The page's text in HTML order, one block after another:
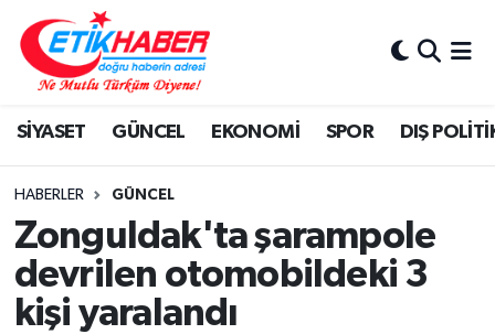
SİYASET GÜNCEL EKONOMİ SPOR DIŞ
HABERLER GÜNCEL
Zonguldak'ta şarampole
devrilen otomobildeki 3
kişi yaralandı
BİLİM-TEKNOLOJİ
DIŞ POLİTİKA
DÜNYA
EĞİTİM GENÇLİK
EKONOMİ
Nöbetçi Eczaneler
Hava Durumu
İstanbul Namaz Vakitleri
Trafik Durumu
Süper Lig Puan Durumu ve Fikstür